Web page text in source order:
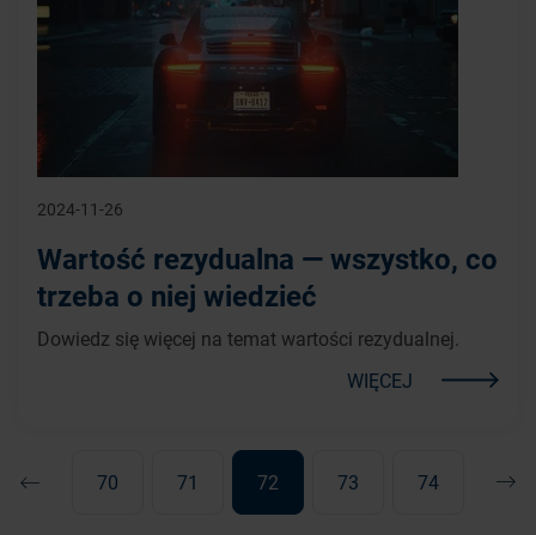
2024-11-26
Wartość rezydualna — wszystko, co
trzeba o niej wiedzieć
Dowiedz się więcej na temat wartości rezydualnej.
WIĘCEJ
70 71 72 73 74